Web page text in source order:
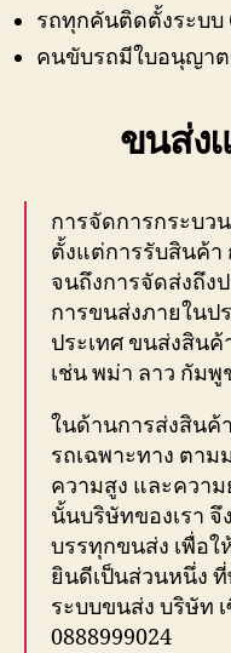
รถทุกคันติดตั้งระบบ
คนขับรถมีใบอนุญา
ขนส่ง
การจัดการกระบว
ตั้งแต่การรับสินค้า
จนถึงการจัดส่งถึง
การขนส่งภายในป
ประเทศ ขนส่งสิน
เช่น พม่า ลาว กัมพู
ในด้านการส่งสินค้
รถเฉพาะทาง ตา
ความสูง และควา
นั้นบริษัทของเรา จึ
บรรทุกขนส่ง เพื่อ
ยินดีเป็นส่วนหนึ่ง
ระบบขนส่ง บริษัท
0888999024